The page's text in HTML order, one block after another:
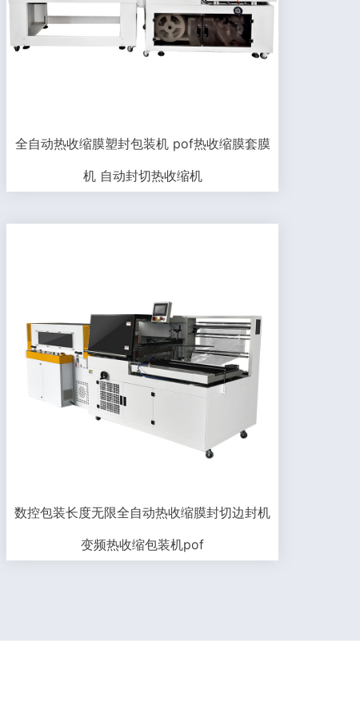
全自动热收缩膜塑封包装机 pof热收缩膜套膜
机 自动封切热收缩机
数控包装长度无限全自动热收缩膜封切边封机
变频热收缩包装机pof